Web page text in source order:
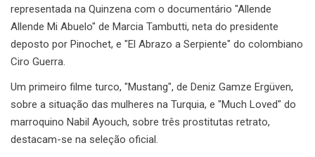
representada na Quinzena com o documentário "Allende
Allende Mi Abuelo" de Marcia Tambutti, neta do presidente
deposto por Pinochet, e "El Abrazo a Serpiente" do colombiano
Ciro Guerra.
Um primeiro filme turco, "Mustang", de Deniz Gamze Ergüven,
sobre a situação das mulheres na Turquia, e "Much Loved" do
marroquino Nabil Ayouch, sobre três prostitutas retrato,
destacam-se na seleção oficial.